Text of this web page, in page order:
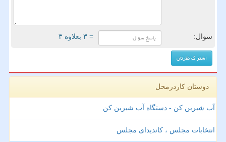
سوال: = ۳ بعلاوه ۳
دوستان کاردرمحل
آب شیرین کن - دستگاه آب شیرین کن
انتخابات مجلس ، کاندیدای مجلس